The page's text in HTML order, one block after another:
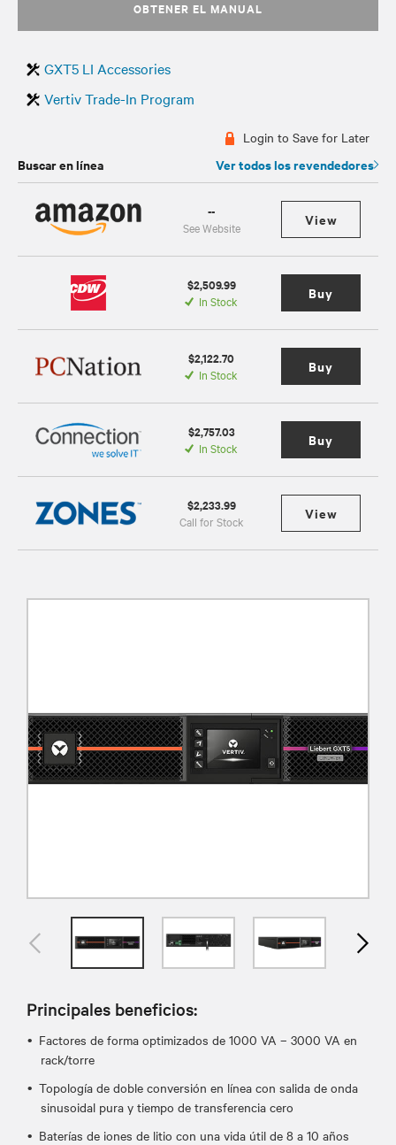
OBTENER EL MANUAL
GXT5 LI Accessories
Vertiv Trade-In Program
Login to Save for Later
Buscar en línea Ver todos los revendedores
--
See Website View
$2,509.99
In Stock Buy
$2,122.70
In Stock Buy
$2,757.03
In Stock Buy
$2,233.99
Call for Stock View
Principales beneficios:
Factores de forma optimizados de 1000 VA – 3000 VA en
rack/torre
Topología de doble conversión en línea con salida de onda
sinusoidal pura y tiempo de transferencia cero
Baterías de iones de litio con una vida útil de 8 a 10 años